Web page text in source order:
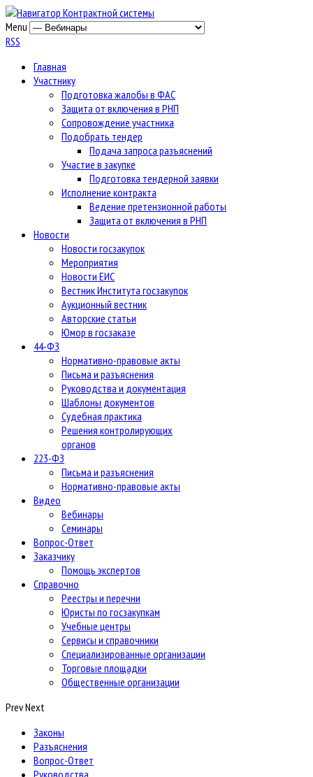
Menu
RSS
Главная
Участнику
Подготовка жалобы в ФАС
Защита от включения в РНП
Сопровождение участника
Подобрать тендер
Подача запроса разъяснений
Участие в закупке
Подготовка тендерной заявки
Исполнение контракта
Ведение претензионной работы
Защита от включения в РНП
Новости
Новости госзакупок
Мероприятия
Новости ЕИС
Вестник Института госзакупок
Аукционный вестник
Авторские статьи
Юмор в госзаказе
44-ФЗ
Нормативно-правовые акты
Письма и разъяснения
Руководства и документация
Шаблоны документов
Судебная практика
Решения контролирующих
органов
223-ФЗ
Письма и разъяснения
Нормативно-правовые акты
Видео
Вебинары
Семинары
Вопрос-Ответ
Заказчику
Помощь экспертов
Справочно
Реестры и перечни
Юристы по госзакупкам
Учебные центры
Сервисы и справочники
Специализированные организации
Торговые площадки
Общественные организации
PrevNext
Законы
Разъяснения
Вопрос-Ответ
Руководства